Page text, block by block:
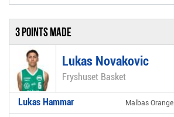
3 Points made
Lukas Novakovic
Fryshuset Basket
Lukas Hammar Malbas Orange